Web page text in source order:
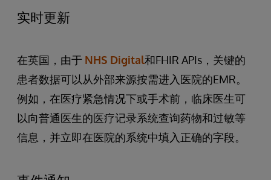
实时更新
在英国，由于 NHS Digital和FHIR APIs，关键的
患者数据可以从外部来源按需进入医院的EMR。
例如，在医疗紧急情况下或手术前，临床医生可
以向普通医生的医疗记录系统查询药物和过敏等
信息，并立即在医院的系统中填入正确的字段。